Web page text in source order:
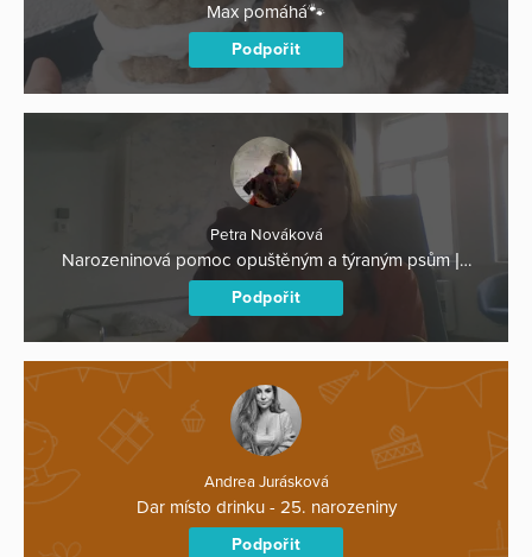
Max pomáhá🐾
Podpořit
Petra Nováková
Narozeninová pomoc opuštěným a týraným psům |…
Podpořit
Andrea Jurásková
Dar místo drinku - 25. narozeniny
Podpořit